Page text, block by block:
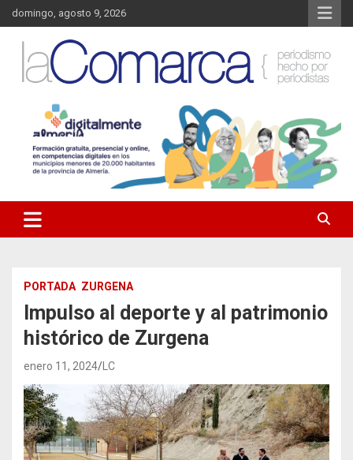
Saltar
al
contenido
domingo, agosto 9, 2026
La Comarca – Noticias del
Almanzora
Almanzora y sus localidades.
PORTADA ZURGENA
Impulso al deporte y al patrimonio
histórico de Zurgena
enero 11, 2024 LC